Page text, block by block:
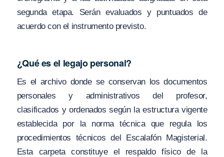
segunda etapa. Serán evaluados y puntuados de
acuerdo con el instrumento previsto.
¿Qué es el legajo personal?
Es el archivo donde se conservan los documentos
personales y administrativos del profesor,
clasificados y ordenados según la estructura vigente
establecida por la norma técnica que regula los
procedimientos técnicos del Escalafón Magisterial.
Esta carpeta constituye el respaldo físico de la